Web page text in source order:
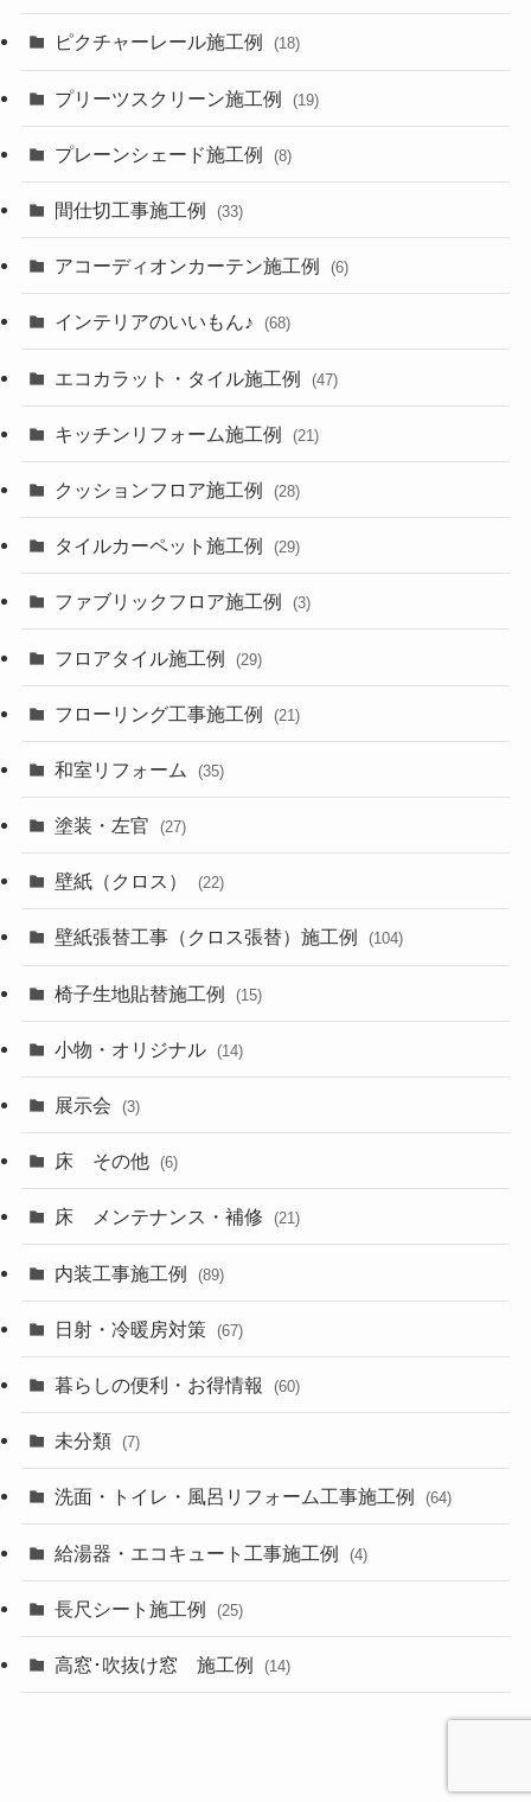
ピクチャーレール施工例 (18)
プリーツスクリーン施工例 (19)
プレーンシェード施工例 (8)
間仕切工事施工例 (33)
アコーディオンカーテン施工例 (6)
インテリアのいいもん♪ (68)
エコカラット・タイル施工例 (47)
キッチンリフォーム施工例 (21)
クッションフロア施工例 (28)
タイルカーペット施工例 (29)
ファブリックフロア施工例 (3)
フロアタイル施工例 (29)
フローリング工事施工例 (21)
和室リフォーム (35)
塗装・左官 (27)
壁紙（クロス） (22)
壁紙張替工事（クロス張替）施工例 (104)
椅子生地貼替施工例 (15)
小物・オリジナル (14)
展示会 (3)
床 その他 (6)
床 メンテナンス・補修 (21)
内装工事施工例 (89)
日射・冷暖房対策 (67)
暮らしの便利・お得情報 (60)
未分類 (7)
洗面・トイレ・風呂リフォーム工事施工例 (64)
給湯器・エコキュート工事施工例 (4)
長尺シート施工例 (25)
高窓･吹抜け窓 施工例 (14)